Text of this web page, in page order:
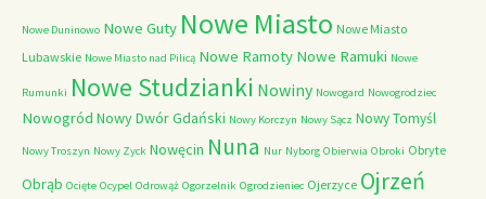
Nowe Duninowo Nowe Guty Nowe Miasto Nowe Miasto
Lubawskie Nowe Miasto nad Pilicą Nowe Ramoty Nowe Ramuki Nowe
Rumunki Nowe Studzianki Nowiny Nowogard Nowogrodziec
Nowogród Nowy Dwór Gdański Nowy Korczyn Nowy Sącz Nowy Tomyśl
Nowy Troszyn Nowy Zyck Nowęcin Nuna Nur Nyborg Obierwia Obroki Obryte
Obrąb Ocięte Ocypel Odrowąż Ogorzelnik Ogrodzieniec Ojerzyce Ojrzeń